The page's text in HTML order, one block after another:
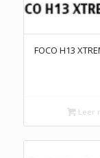
FOCO H13
Leer